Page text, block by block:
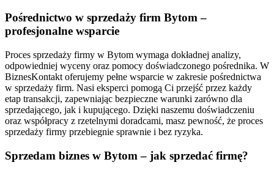
Pośrednictwo w sprzedaży firm Bytom –
profesjonalne wsparcie
Proces sprzedaży firmy w Bytom wymaga dokładnej analizy,
odpowiedniej wyceny oraz pomocy doświadczonego pośrednika. W
BiznesKontakt oferujemy pełne wsparcie w zakresie pośrednictwa
w sprzedaży firm. Nasi eksperci pomogą Ci przejść przez każdy
etap transakcji, zapewniając bezpieczne warunki zarówno dla
sprzedającego, jak i kupującego. Dzięki naszemu doświadczeniu
oraz współpracy z rzetelnymi doradcami, masz pewność, że proces
sprzedaży firmy przebiegnie sprawnie i bez ryzyka.
Sprzedam biznes w Bytom – jak sprzedać firmę?